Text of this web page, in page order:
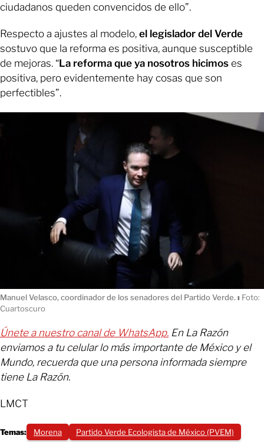
ciudadanos queden convencidos de ello”.
Respecto a ajustes al modelo, el legislador del Verde
sostuvo que la reforma es positiva, aunque susceptible
de mejoras. “La reforma que ya nosotros hicimos es
positiva, pero evidentemente hay cosas que son
perfectibles”.
Manuel Velasco, coordinador de los senadores del Partido Verde. ı Foto:
Cuartoscuro
Únete a nuestro canal de WhatsApp. En La Razón
enviamos a tu celular lo más importante de México y el
Mundo, recuerda que una persona informada siempre
tiene La Razón.
LMCT
Temas: Morena Partido Verde Ecologista de México (PVEM)